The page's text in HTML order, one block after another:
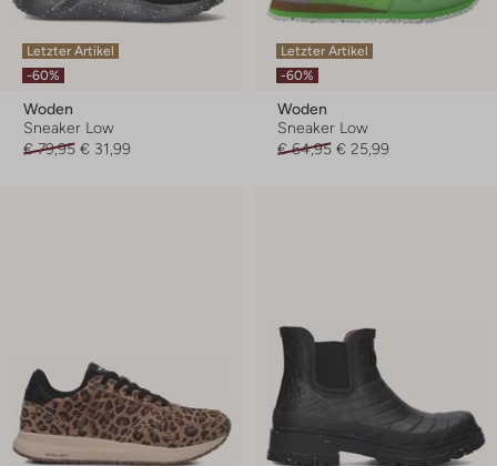
Letzter Artikel
-60%
Woden
Sneaker Low
€ 79,95 € 31,99
Letzter Artikel
-60%
Woden
Sneaker Low
€ 64,95 € 25,99